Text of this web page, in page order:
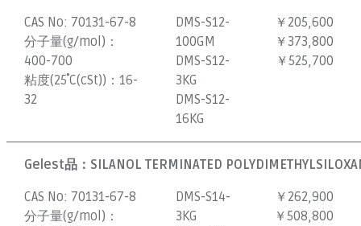
CAS No: 70131-67-8
分子量(g/mol)：
400-700
粘度(25˚C(cSt))：16-
32
DMS-S12-
100GM
DMS-S12-
3KG
DMS-S12-
16KG
￥205,600
￥373,800
￥525,700
Gelest品： SILANOL TERMINATED
CAS No: 70131-67-8
分子量(g/mol)：
DMS-S14-
3KG
￥262,900
￥508,800